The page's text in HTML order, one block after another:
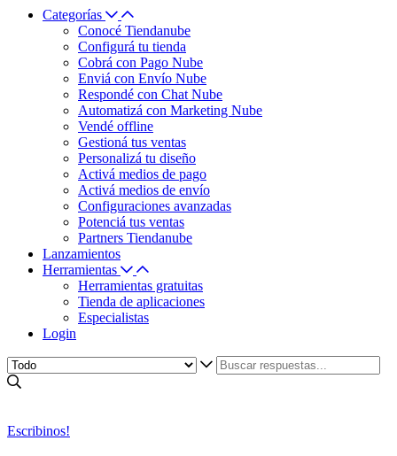
Categorías
Conocé Tiendanube
Configurá tu tienda
Cobrá con Pago Nube
Enviá con Envío Nube
Respondé con Chat Nube
Automatizá con Marketing Nube
Vendé offline
Gestioná tus ventas
Personalizá tu diseño
Activá medios de pago
Activá medios de envío
Configuraciones avanzadas
Potenciá tus ventas
Partners Tiendanube
Lanzamientos
Herramientas
Herramientas gratuitas
Tienda de aplicaciones
Especialistas
Login
Escribinos!